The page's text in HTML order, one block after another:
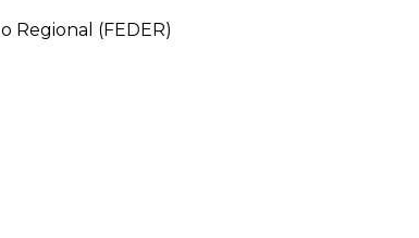
Regional (FEDER)